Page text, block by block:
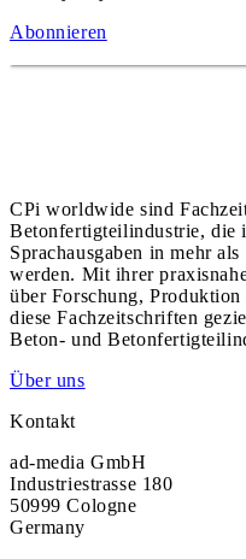
Abonnieren
CPi worldwide sind
Betonfertigteilindustrie, die
Sprachausgaben in mehr
werden. Mit ihrer
über Forschung,
diese Fachzeitschriften
Beton- und
Über uns
Kontakt
ad-media GmbH
Industriestrasse 180
50999 Cologne
Germany